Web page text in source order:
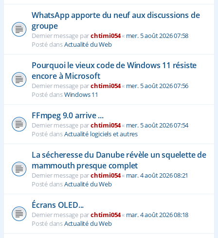
WhatsApp apporte du neuf aux discussions de
groupe
Dernier message parchtimi054« mer. 5 août 2026 07:58
Posté dansActualité du Web
Pourquoi le vieux code de Windows 11 résiste
encore à Microsoft
Dernier message parchtimi054« mer. 5 août 2026 07:56
Posté dansWindows 11
FFmpeg 9.0 arrive ...
Dernier message parchtimi054« mer. 5 août 2026 07:54
Posté dansActualité logiciels et autres
La sécheresse du Danube révèle un squelette de
mammouth presque complet
Dernier message parchtimi054« mar. 4 août 2026 08:21
Posté dansActualité du Web
Écrans OLED...
Dernier message parchtimi054« mar. 4 août 2026 08:18
Posté dansActualité du Web